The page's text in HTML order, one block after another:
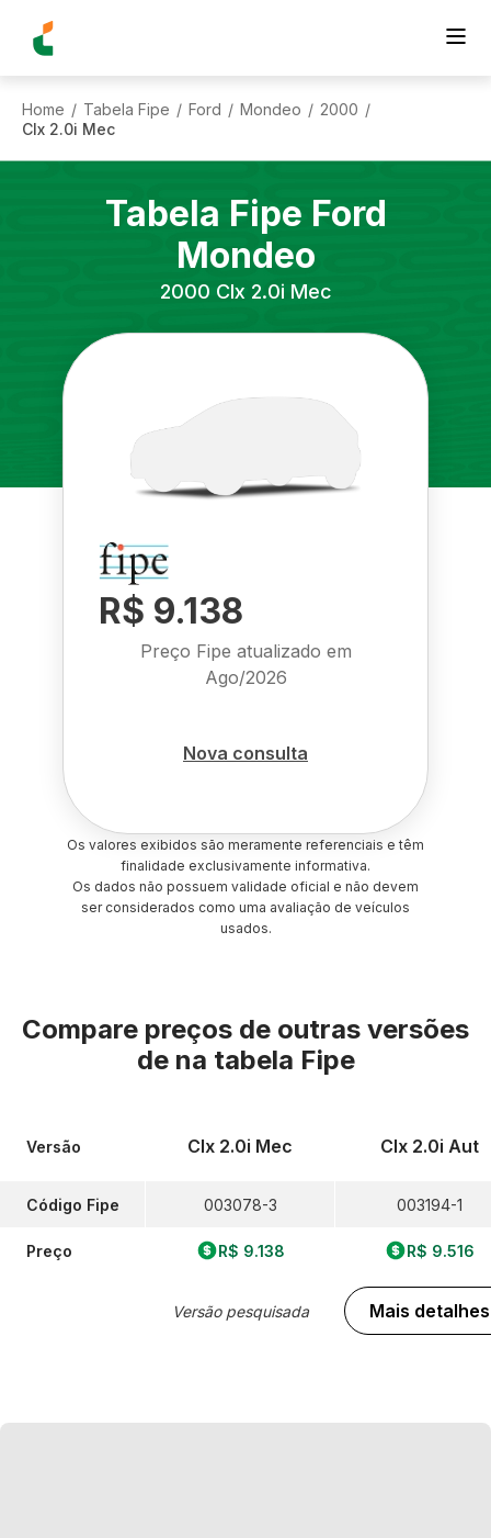
Home / Tabela Fipe / Ford / Mondeo / 2000 /
Clx 2.0i Mec
Tabela Fipe Ford
Mondeo
2000 Clx 2.0i Mec
R$ 9.138
Preço Fipe atualizado em
Ago/2026
Nova consulta
Os valores exibidos são meramente referenciais e têm
finalidade exclusivamente informativa.
Os dados não possuem validade oficial e não devem
ser considerados como uma avaliação de veículos
usados.
Compare preços de outras versões
de na tabela Fipe
Versão
Código Fipe
Preço
Clx 2.0i Mec
003078-3
R$ 9.138
Versão pesquisada
Clx 2.0i Aut
003194-1
R$ 9.516
Mais detalhes